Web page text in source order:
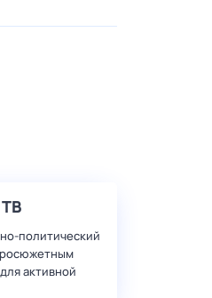
политический
активной